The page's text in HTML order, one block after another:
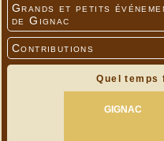
Grands et petits
de Gignac
Contributions
Quel